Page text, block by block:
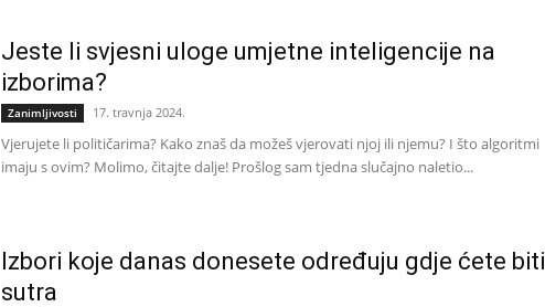
Jeste li svjesni uloge umjetne inteligencije na
izborima?
Zanimljivosti 17. travnja 2024.
Vjerujete li političarima? Kako znaš da možeš vjerovati njoj ili njemu? I što algoritmi
imaju s ovim? Molimo, čitajte dalje! Prošlog sam tjedna slučajno naletio...
Izbori koje danas donesete određuju gdje ćete biti
sutra